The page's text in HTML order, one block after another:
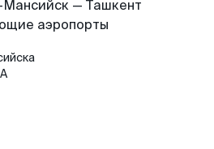
— Ташкент
аэропорты